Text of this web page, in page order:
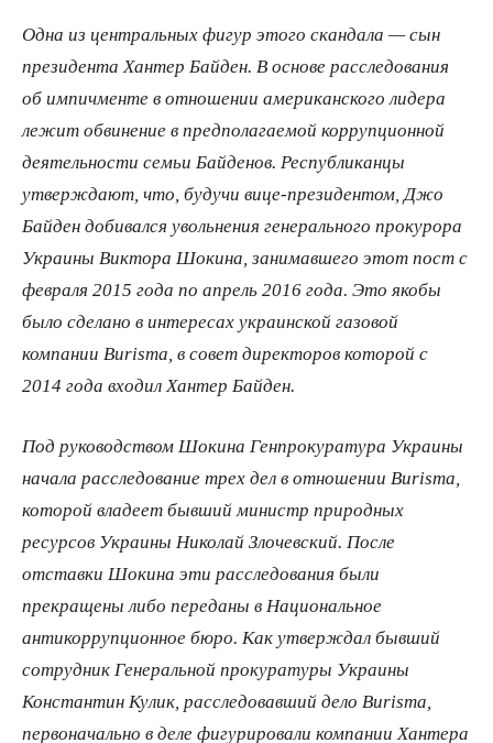
Одна из центральных фигур этого скандала — сын
президента Хантер Байден. В основе расследования
об импичменте в отношении американского лидера
лежит обвинение в предполагаемой коррупционной
деятельности семьи Байденов. Республиканцы
утверждают, что, будучи вице-президентом, Джо
Байден добивался увольнения генерального прокурора
Украины Виктора Шокина, занимавшего этот пост с
февраля 2015 года по апрель 2016 года. Это якобы
было сделано в интересах украинской газовой
компании Burisma, в совет директоров которой с
2014 года входил Хантер Байден.
Под руководством Шокина Генпрокуратура Украины
начала расследование трех дел в отношении Burisma,
которой владеет бывший министр природных
ресурсов Украины Николай Злочевский. После
отставки Шокина эти расследования были
прекращены либо переданы в Национальное
антикоррупционное бюро. Как утверждал бывший
сотрудник Генеральной прокуратуры Украины
Константин Кулик, расследовавший дело Burisma,
первоначально в деле фигурировали компании Хантера